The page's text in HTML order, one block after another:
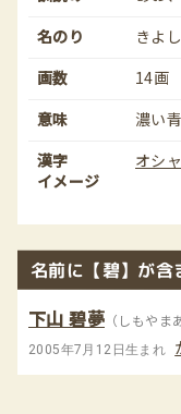
名のり
きよ
画数
14画
意味
濃い
漢字
イメージ
オシ
名前に【碧】が含
下山 碧夢 （しもやま
2005年7月12日生まれ